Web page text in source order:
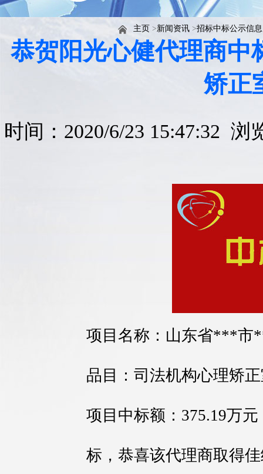
主页 >新闻资讯 >招标中标公示信息
恭贺阳光心健代理商
矫正
时间：2020/6/23 15:47:32
项目名称：山东省***市
品目：司法机构心理矫
项目中标额：375.19万
标，恭喜该代理商取得